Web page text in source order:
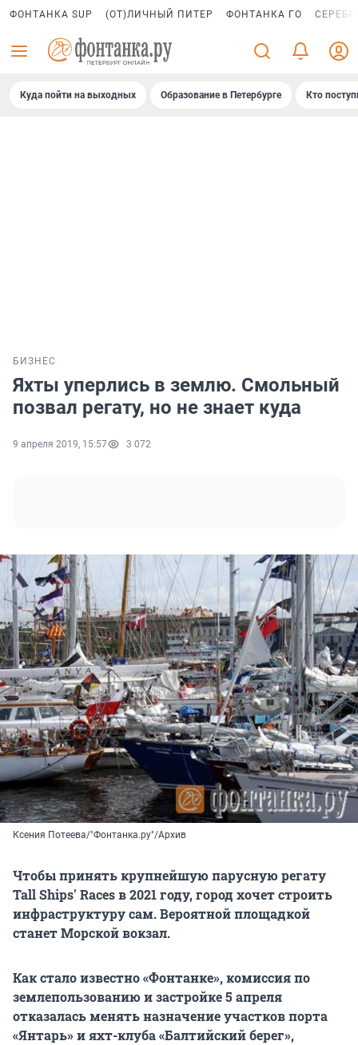
ФОНТАНКА SUP (ОТ)ЛИЧНЫЙ ПИТЕР ФОНТАНКА ГО
Куда пойти на выходных Образование в Петербурге Кто
БИЗНЕС
Яхты уперлись в землю. Смольный
позвал регату, но не знает куда
9 апреля 2019, 15:57 3 072
Ксения Потеева/"Фонтанка.ру"/Архив
Чтобы принять крупнейшую парусную регату
Tall Ships' Races в 2021 году, город хочет строить
инфраструктуру сам. Вероятной площадкой
станет Морской вокзал.
Как стало известно «Фонтанке», комиссия по
землепользованию и застройке 5 апреля
отказалась менять назначение участков порта
«Янтарь» и яхт-клуба «Балтийский берег»,